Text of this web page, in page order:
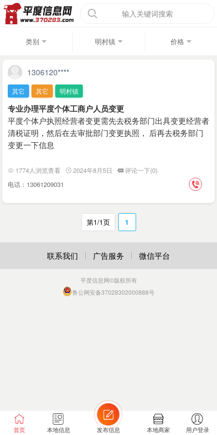
输入关键词搜索
类别 明村镇 价格
1306120****
其它 其它 明村镇
专业办理平度个体工商户人员变更
平度个体户执照经营者变更需先去税务部门出具变更经营​‌‌​‌‌​‌‌者
清税证明，然后在去审批部门变更执照， 后再去税务部门
变更一下信息
1774人浏览查看 2024年8月5日
评论一下(0)
电话：13061209031
第1/1页 1
首页 本地信息 发布信息 本地商家 用户登录
联系我们 广告服务 微信平台
平度信息网©版权所有
鲁公网安备37028302000888号